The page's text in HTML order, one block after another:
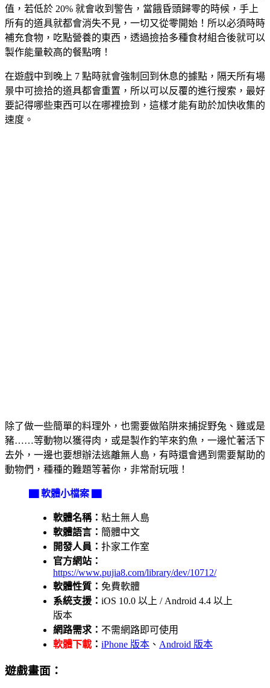
值，若低於 20% 就會收到警告，當餓昏頭歸零的時候，手上
所有的道具就都會消失不見，一切又從零開始！所以必須時時
補充食物，吃點營養的東西，透過撿拾多種食材組合後就可以
製作能量較高的餐點唷！
在遊戲中到晚上 7 點時就會強制回到休息的據點，隔天所有場
景中可撿拾的道具都會重置，所以可以反覆的進行搜索，最好
要記得哪些東西可以在哪裡撿到，這樣才能有助於加快收集的
速度。
除了做一些簡單的料理外，也需要做陷阱來捕捉野兔、雞或是
豬……等動物以獲得肉，或是製作釣竿來釣魚，一邊忙著活下
去外，一邊也要想辦法逃離無人島，有時還會遇到需要幫助的
動物們，種種的難題等著你，非常耐玩哦！
▇ 軟體小檔案 ▇
軟體名稱： 粘土無人島
軟體語言： 簡體中文
開發人員： 扑家工作室
官方網站：
https://www.pujia8.com/library/dev/10712/
軟體性質： 免費軟體
系統支援： iOS 10.0 以上 / Android 4.4 以上
版本
網路需求： 不需網路即可使用
軟體下載 ： iPhone 版本 、 Android 版本
遊戲畫面：